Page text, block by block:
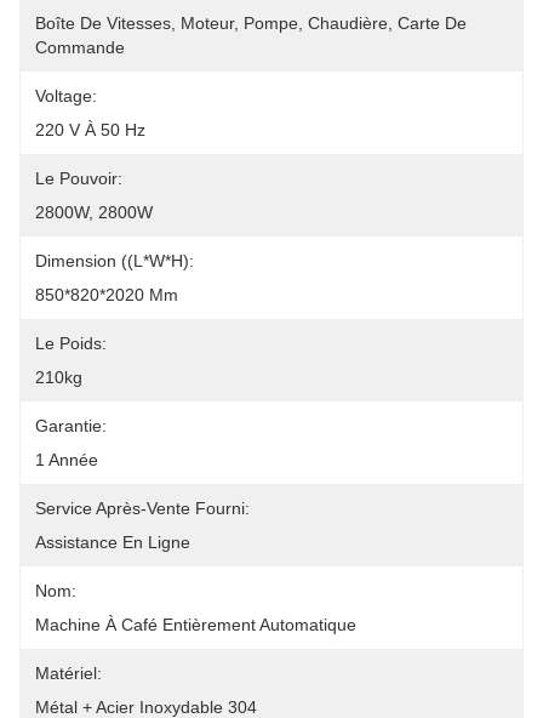
Boîte De Vitesses, Moteur, Pompe, Chaudière, Carte De
Commande
Voltage:
220 V À 50 Hz
Le Pouvoir:
2800W, 2800W
Dimension ((L*W*H):
850*820*2020 Mm
Le Poids:
210kg
Garantie:
1 Année
Service Après-Vente Fourni:
Assistance En Ligne
Nom:
Machine À Café Entièrement Automatique
Matériel:
Métal + Acier Inoxydable 304